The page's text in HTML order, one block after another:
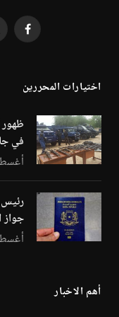
فيسبوك
اختيارات المحررين
في
أغسطس
رئيس
جواز
أغسطس
أهم الاخبار